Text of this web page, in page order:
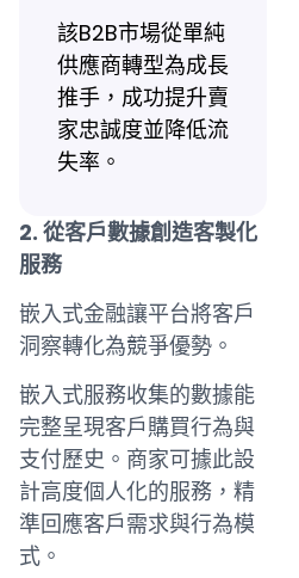
該B2B市場從單純
供應商轉型為成長
推手，成功提升賣
家忠誠度並降低流
失率。
2. 從客戶數據創造客製化
服務
嵌入式金融讓平台將客戶
洞察轉化為競爭優勢。
嵌入式服務收集的數據能
完整呈現客戶購買行為與
支付歷史。商家可據此設
計高度個人化的服務，精
準回應客戶需求與行為模
式。